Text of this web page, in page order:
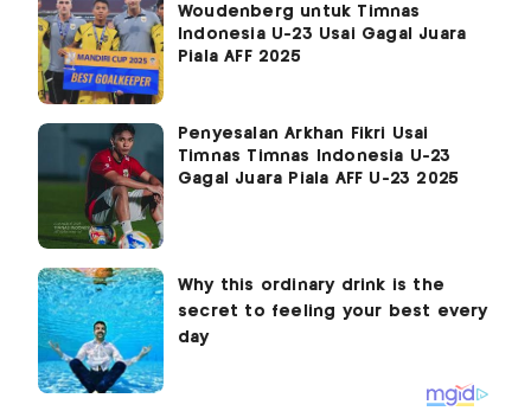
Woudenberg untuk Timnas
Indonesia U-23 Usai Gagal Juara
Piala AFF 2025
Penyesalan Arkhan Fikri Usai
Timnas Timnas Indonesia U-23
Gagal Juara Piala AFF U-23 2025